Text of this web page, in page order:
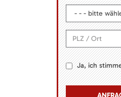
Ja, ich